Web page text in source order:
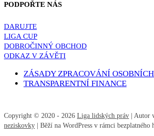
PODPOŘTE NÁS
DARUJTE
LIGA CUP
DOBROČINNÝ OBCHOD
ODKAZ V ZÁVĚTI
ZÁSADY ZPRACOVÁNÍ
TRANSPARENTNÍ FINANCE
Copyright © 2020 - 2026 Liga lidských práv | Autor
neziskovky | Běží na WordPress v rámci bezplatného